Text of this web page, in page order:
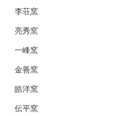
李荘窯
亮秀窯
一峰窯
金善窯
皓洋窯
伝平窯